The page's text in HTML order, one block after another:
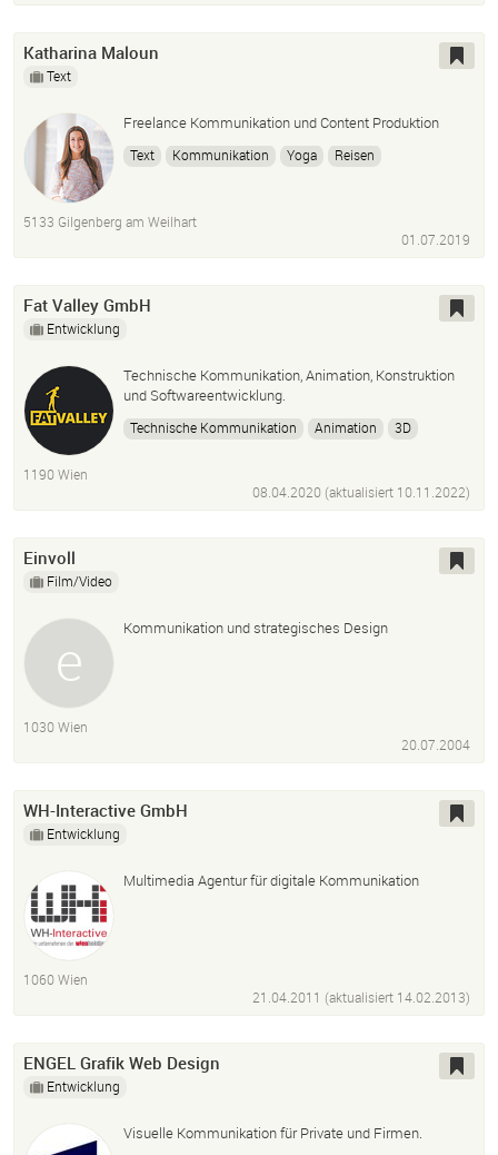
Katharina Maloun
Text
Freelance Kommunikation und Content Produktion
Text Kommunikation Yoga Reisen
5133 Gilgenberg am Weilhart
01.07.2019
Fat Valley GmbH
Entwicklung
Technische Kommunikation, Animation, Konstruktion
und Softwareentwicklung.
Technische Kommunikation Animation
3D
1190 Wien
08.04.2020 (aktualisiert 10.11.2022)
Einvoll
Film/Video
Kommunikation und strategisches Design
1030 Wien
20.07.2004
WH-Interactive GmbH
Entwicklung
Multimedia Agentur für digitale Kommunikation
1060 Wien
21.04.2011 (aktualisiert 14.02.2013)
ENGEL Grafik Web Design
Entwicklung
Visuelle Kommunikation für Private und Firmen.